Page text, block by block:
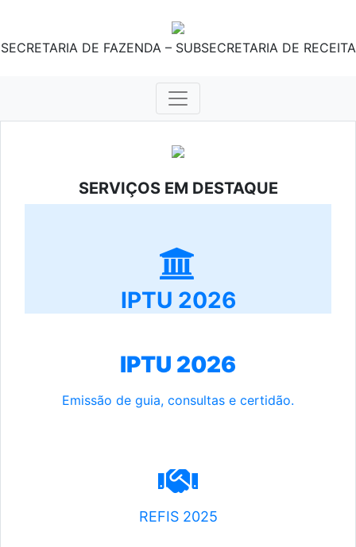
SECRETARIA DE FAZENDA – SUBSECRETARIA DE RECEITA
SERVIÇOS EM DESTAQUE
IPTU 2026
IPTU 2026
Emissão de guia, consultas e certidão.
REFIS 2025